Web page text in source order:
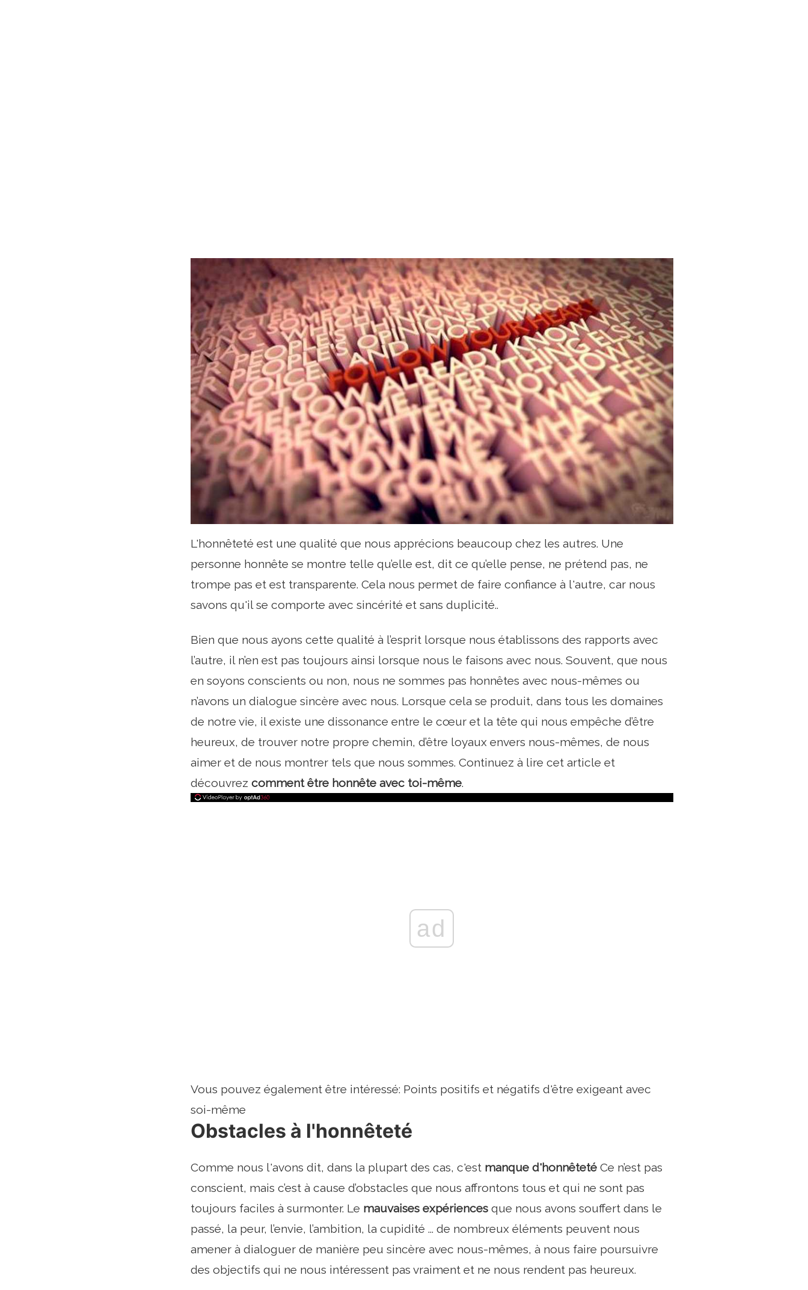
L'honnêteté est une qualité que nous apprécions beaucoup chez les autres. Une
personne honnête se montre telle qu’elle est, dit ce qu’elle pense, ne prétend pas, ne
trompe pas et est transparente. Cela nous permet de faire confiance à l'autre, car nous
savons qu'il se comporte avec sincérité et sans duplicité..
Bien que nous ayons cette qualité à l’esprit lorsque nous établissons des rapports avec
l’autre, il n’en est pas toujours ainsi lorsque nous le faisons avec nous. Souvent, que nous
en soyons conscients ou non, nous ne sommes pas honnêtes avec nous-mêmes ou
n’avons un dialogue sincère avec nous. Lorsque cela se produit, dans tous les domaines
de notre vie, il existe une dissonance entre le cœur et la tête qui nous empêche d’être
heureux, de trouver notre propre chemin, d’être loyaux envers nous-mêmes, de nous
aimer et de nous montrer tels que nous sommes. Continuez à lire cet article et
découvrez comment être honnête avec toi-même.
ad
Vous pouvez également être intéressé: Points positifs et négatifs d'être exigeant avec
soi-même
Obstacles à l'honnêteté
Comme nous l'avons dit, dans la plupart des cas, c'est manque d'honnêteté Ce n’est pas
conscient, mais c’est à cause d’obstacles que nous affrontons tous et qui ne sont pas
toujours faciles à surmonter. Le mauvaises expériences que nous avons souffert dans le
passé, la peur, l’envie, l’ambition, la cupidité ... de nombreux éléments peuvent nous
amener à dialoguer de manière peu sincère avec nous-mêmes, à nous faire poursuivre
des objectifs qui ne nous intéressent pas vraiment et ne nous rendent pas heureux.